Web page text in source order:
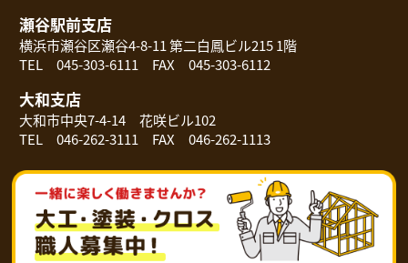
瀬谷駅前支店
横浜市瀬谷区瀬谷4-8-11 第二白鳳ビル215 1階
TEL 045-303-6111 FAX 045-303-6112
大和支店
大和市中央7-4-14 花咲ビル102
TEL 046-262-3111 FAX 046-262-1113